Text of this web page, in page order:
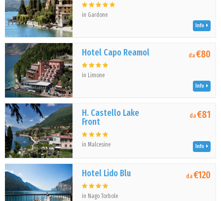
in Gardone
Info
Hotel Capo Reamol
in Limone
da€80
Info
H. Castello Lake
Front
in Malcesine
da€81
Info
Hotel Lido Blu
in Nago Torbole
da€120